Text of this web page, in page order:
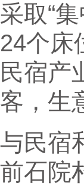
采取“
24个床
民宿产
客，生
与民宿
前石院